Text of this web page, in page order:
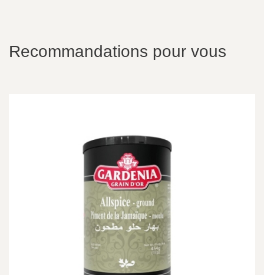
Recommandations pour vous